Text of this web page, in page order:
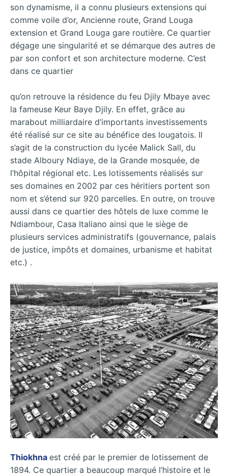
son dynamisme, il a connu plusieurs extensions qui
comme voile d’or, Ancienne route, Grand Louga
extension et Grand Louga gare routière. Ce quartier
dégage une singularité et se démarque des autres de
par son confort et son architecture moderne. C’est
dans ce quartier
qu’on retrouve la résidence du feu Djily Mbaye avec
la fameuse Keur Baye Djily. En effet, grâce au
marabout milliardaire d’importants investissements
été réalisé sur ce site au bénéfice des lougatois. Il
s’agit de la construction du lycée Malick Sall, du
stade Alboury Ndiaye, de la Grande mosquée, de
l’hôpital régional etc. Les lotissements réalisés sur
ses domaines en 2002 par ces héritiers portent son
nom et s’étend sur 920 parcelles. En outre, on trouve
aussi dans ce quartier des hôtels de luxe comme le
Ndiambour, Casa Italiano ainsi que le siège de
plusieurs services administratifs (gouvernance, palais
de justice, impôts et domaines, urbanisme et habitat
etc.) .
Thiokhna est créé par le premier de lotissement de
1894. Ce quartier a beaucoup marqué l’histoire et le